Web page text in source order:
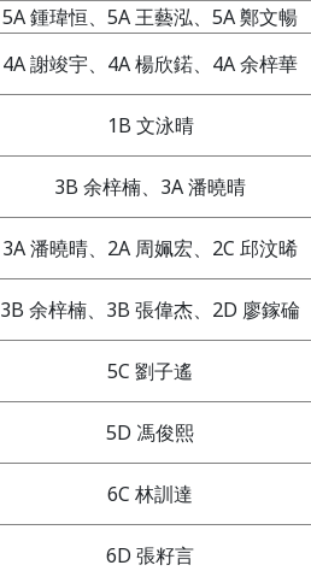
5A 鍾瑋恒、5A 王藝泓、5A 鄭文暢
4A 謝竣宇、4A 楊欣鍩、4A 余梓華
1B 文泳晴
3B 余梓楠、3A 潘曉晴
3A 潘曉晴、2A 周姵宏、2C 邱汶晞
3B 余梓楠、3B 張偉杰、2D 廖鎵碖
5C 劉子遙
5D 馮俊熙
6C 林訓達
6D 張籽言